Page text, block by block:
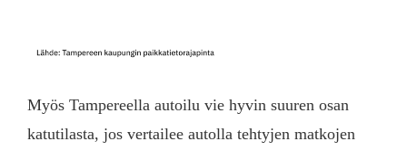
Myös Tampereella autoilu vie hyvin suuren osan
katutilasta, jos vertailee autolla tehtyjen matkojen